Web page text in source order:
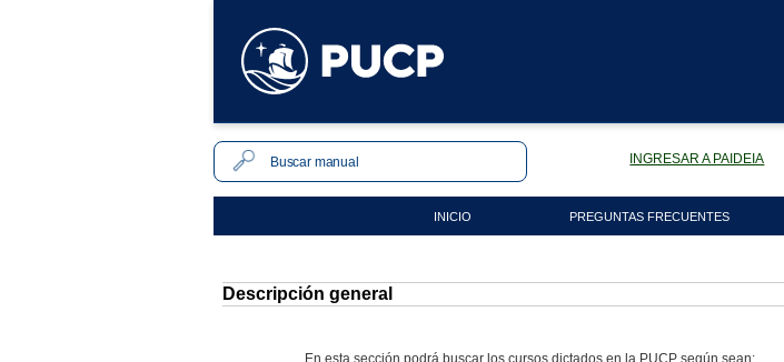
INGRESAR A PAIDEIA
INICIO PREGUNTAS FRECUENTES
Descripción general
En esta sección podrá buscar los cursos dictados en la PUCP según sean: